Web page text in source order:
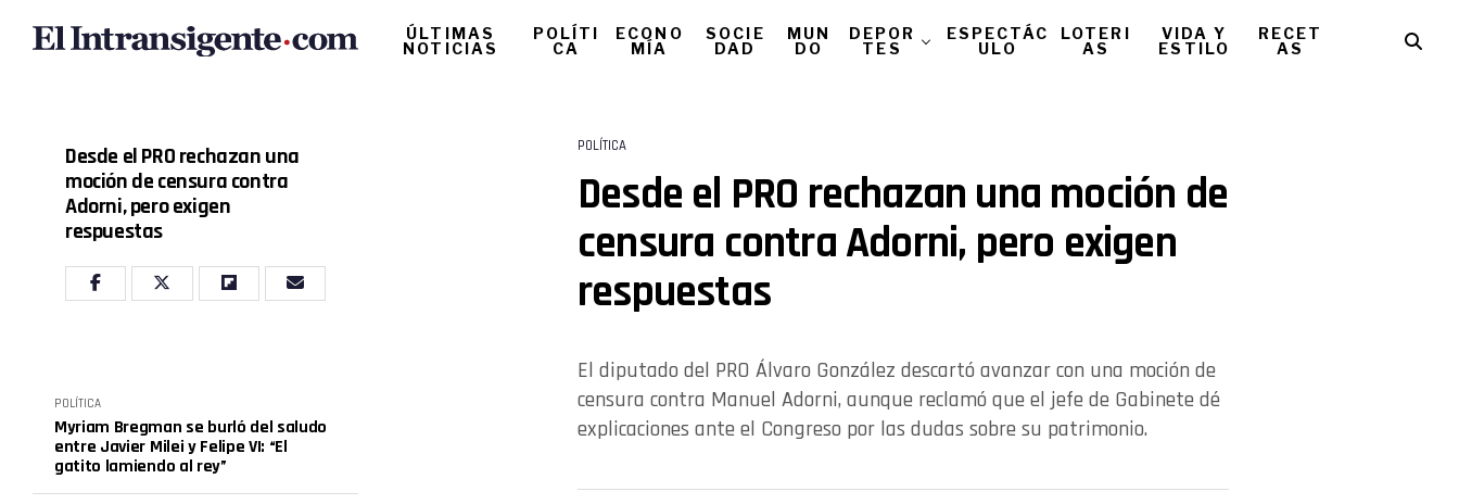
ÚLTIMAS
NOTICIAS
POLÍTI
CA
ECONO
MÍA
SOCIE
DAD
MUN
DO
DEPOR
TES
ESPECTÁC
ULO
LOTERI
AS
VIDA Y
ESTILO
RECET
AS
Desde el PRO rechazan una
moción de censura contra
Adorni, pero exigen
respuestas
POLÍTICA
Myriam Bregman se burló del saludo
entre Javier Milei y Felipe VI: “El
gatito lamiendo al rey”
POLÍTICA
Desde el PRO rechazan una moción de
censura contra Adorni, pero exigen
respuestas
El diputado del PRO Álvaro González descartó avanzar con una moción de
censura contra Manuel Adorni, aunque reclamó que el jefe de Gabinete dé
explicaciones ante el Congreso por las dudas sobre su patrimonio.